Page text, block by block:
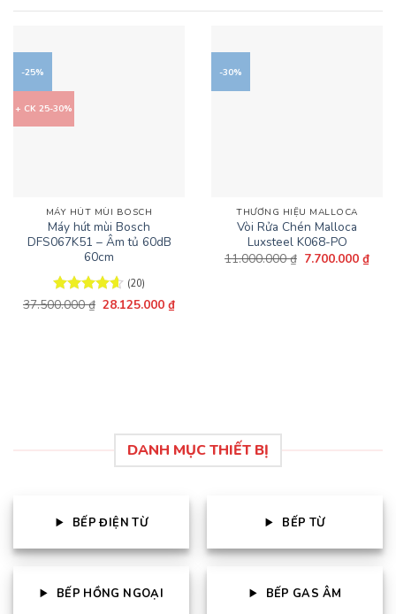
-25%
+ CK 25-30%
MÁY HÚT MÙI BOSCH
Máy hút mùi Bosch
DFS067K51 – Âm tủ 60dB
60cm
Được xếp
(20)
37.500.000₫ Giá
28.125.000₫Giá
-30%
THƯƠNG HIỆU MALLOCA
Vòi Rửa Chén Malloca
Luxsteel K068-PO
11.000.000₫ Giá
7.700.000₫Giá
DANH MỤC THIẾT BỊ
BẾP ĐIỆN TỪ BẾP TỪ
BẾP HỒNG NGOẠI BẾP GAS ÂM